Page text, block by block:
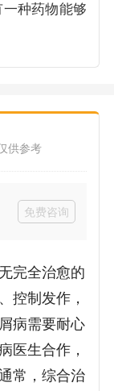
种药物能够
供参考
免费咨询
完全治愈的
控制发作，
病需要耐心
医生合作，
常，综合治